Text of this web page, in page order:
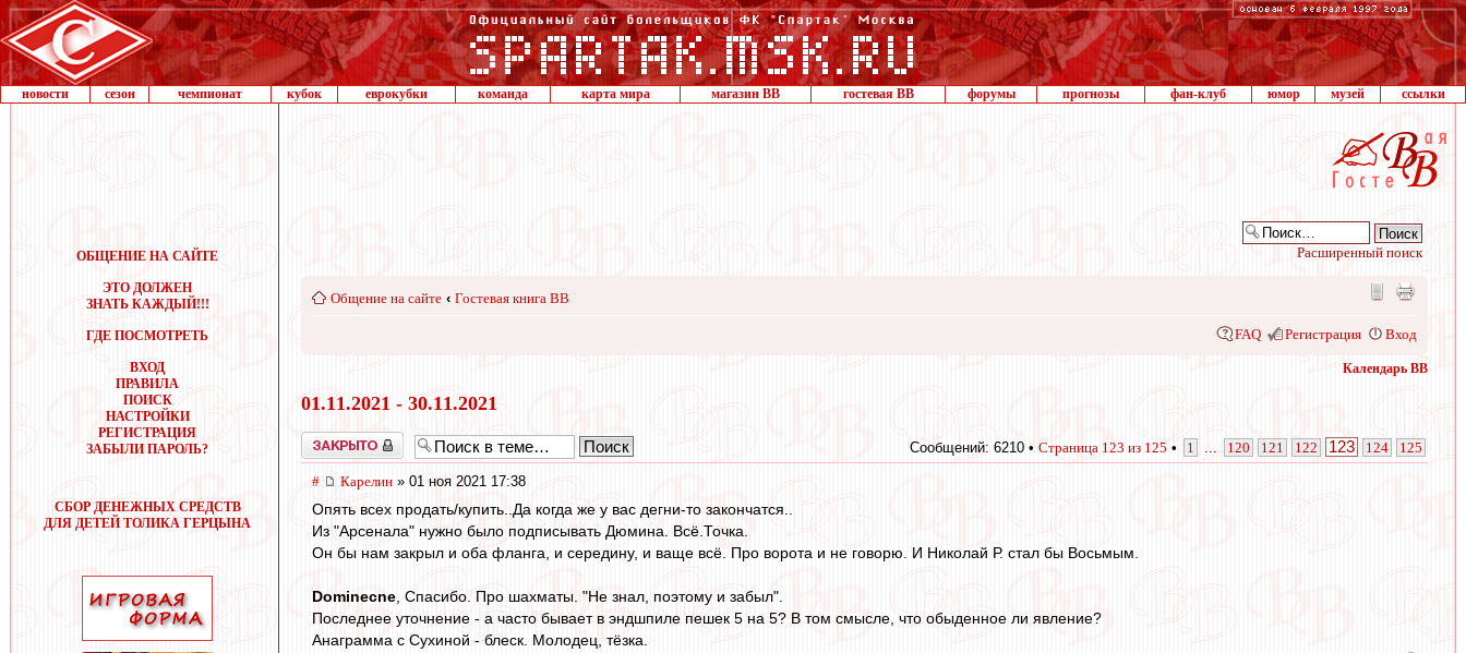
новости сезон чемпионат кубок еврокубки команда карта мира магазин ВВ гостевая ВВ форумы прогнозы фан-клуб юмор музей ссылки
ОБЩЕНИЕ НА САЙТЕ
ЭТО ДОЛЖЕН
ЗНАТЬ КАЖДЫЙ!!!
ГДЕ ПОСМОТРЕТЬ
ВХОД
ПРАВИЛА
ПОИСК
НАСТРОЙКИ
РЕГИСТРАЦИЯ
ЗАБЫЛИ ПАРОЛЬ?
СБОР ДЕНЕЖНЫХ СРЕДСТВ
ДЛЯ ДЕТЕЙ ТОЛИКА ГЕРЦЫНА
Расширенный поиск
Общение на сайте ‹ Гостевая книга ВВ
FAQ Регистрация Вход
Календарь ВВ
01.11.2021 - 30.11.2021
Закрыто Сообщений: 6210 • Страница 123 из 125 • 1 120 121 122 123 124 125
# Карелин » 01 ноя 2021 17:38
Опять всех продать/купить..Да когда же у вас дегни-то закончатся..
Из "Арсенала" нужно было подписывать Дюмина. Всё.Точка.
Он бы нам закрыл и оба фланга, и середину, и ваще всё. Про ворота и не говорю. И Николай Р. стал бы Восьмым.
Dominecne, Спасибо. Про шахматы. "Не знал, поэтому и забыл".
Последнее уточнение - а часто бывает в эндшпиле пешек 5 на 5? В том смысле, что обыденное ли явление?
Анаграмма с Сухиной - блеск. Молодец, тёзка.